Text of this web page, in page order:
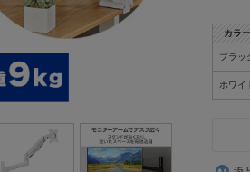
カラー
ブラッ
ホワイ